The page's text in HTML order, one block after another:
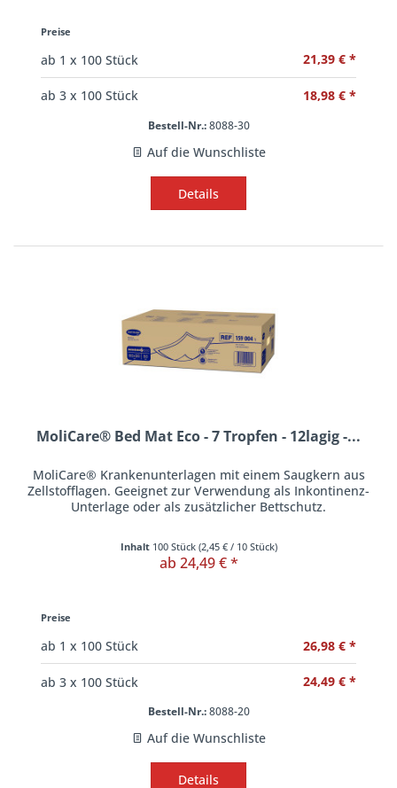
Preise
ab 1x 100 Stück 21,39 € *
ab 3x 100 Stück 18,98 € *
Bestell-Nr.:8088-30
Auf die Wunschliste
Details
MoliCare® Bed Mat Eco - 7 Tropfen - 12lagig -...
MoliCare® Krankenunterlagen mit einem Saugkern aus
Zellstofflagen. Geeignet zur Verwendung als Inkontinenz-
Unterlage oder als zusätzlicher Bettschutz.
Inhalt 100 Stück (2,45 €/ 10 Stück)
ab 24,49 € *
Preise
ab 1x 100 Stück 26,98 € *
ab 3x 100 Stück 24,49 € *
Bestell-Nr.:8088-20
Auf die Wunschliste
Details